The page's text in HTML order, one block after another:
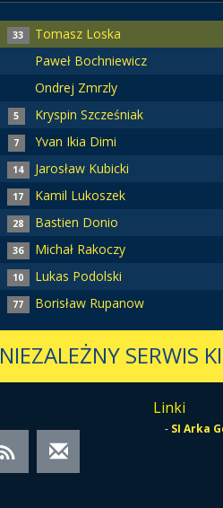
33
Tomasz Loska
Paweł Bochniewicz
Ondrej Zmrzly
5 Kryspin Szcześniak
7 Yvan Ikia Dimi
14 Jarosław Kubicki
17 Kamil Lukoszek
28 Bastien Donio
36 Michał Rakoczy
10 Lukas Podolski
77 Borisław Rupanow
NIEZALEŻNY SERWIS
Linki
- SI Arka